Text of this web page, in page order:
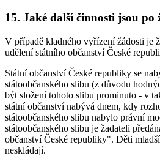
15. Jaké další činnosti jsou po
V případě kladného vyřízení žádosti je
udělení státního občanství České
Státní občanství České republiky se
státoobčanského slibu (z důvodu
být složení tohoto slibu prominuto - v
státní občanství nabývá dnem, kdy
státoobčanského slibu nabylo právní
státoobčanského slibu je žadateli
občanství České republiky". Děti
neskládají.